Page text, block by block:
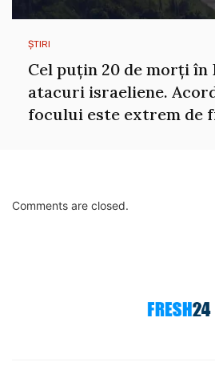
ȘTIRI
Cel puțin 20 de morți în
atacuri israeliene.
focului este extrem de
Comments are closed.